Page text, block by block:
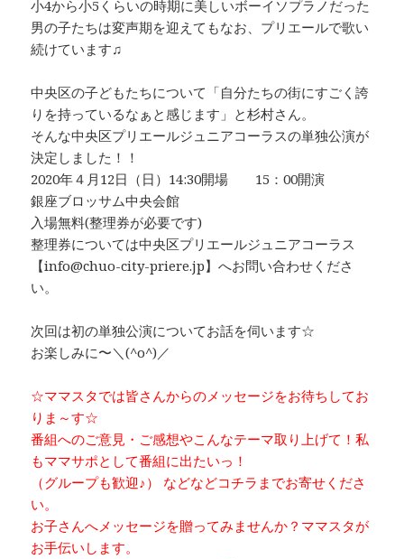
小4から小5くらいの時期に美しいボーイソプラノだった
男の子たちは変声期を迎えてもなお、プリエールで歌い
続けています♫
中央区の子どもたちについて「自分たちの街にすごく誇
りを持っているなぁと感じます」と杉村さん。
そんな中央区プリエールジュニアコーラスの単独公演が
決定しました！！
2020年４月12日（日）14:30開場 15：00開演
銀座ブロッサム中央会館
入場無料(整理券が必要です)
整理券については中央区プリエールジュニアコーラス
【info@chuo-city-priere.jp】へお問い合わせくださ
い。
次回は初の単独公演についてお話を伺います☆
お楽しみに〜＼(^o^)／
☆ママスタでは皆さんからのメッセージをお待ちしてお
りま～す☆
番組へのご意見・ご感想やこんなテーマ取り上げて！私
もママサポとして番組に出たいっ！
（グループも歓迎♪） などなどコチラまでお寄せくださ
い。
お子さんへメッセージを贈ってみませんか？ママスタが
お手伝いします。